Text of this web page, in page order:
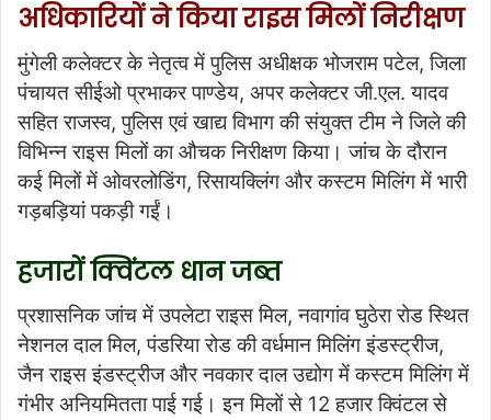
अधिकारियों ने किया राइस मिलों निरीक्षण
मुंगेली कलेक्टर के नेतृत्व में पुलिस अधीक्षक भोजराम पटेल, जिला
पंचायत सीईओ प्रभाकर पाण्डेय, अपर कलेक्टर जी.एल. यादव
सहित राजस्व, पुलिस एवं खाद्य विभाग की संयुक्त टीम ने जिले की
विभिन्न राइस मिलों का औचक निरीक्षण किया। जांच के दौरान
कई मिलों में ओवरलोडिंग, रिसायक्लिंग और कस्टम मिलिंग में भारी
गड़बड़ियां पकड़ी गईं।
हजारों क्विंटल धान जब्त
प्रशासनिक जांच में उपलेटा राइस मिल, नवागांव घुठेरा रोड स्थित
नेशनल दाल मिल, पंडरिया रोड की वर्धमान मिलिंग इंडस्ट्रीज,
जैन राइस इंडस्ट्रीज और नवकार दाल उद्योग में कस्टम मिलिंग में
गंभीर अनियमितता पाई गई। इन मिलों से 12 हजार क्विंटल से